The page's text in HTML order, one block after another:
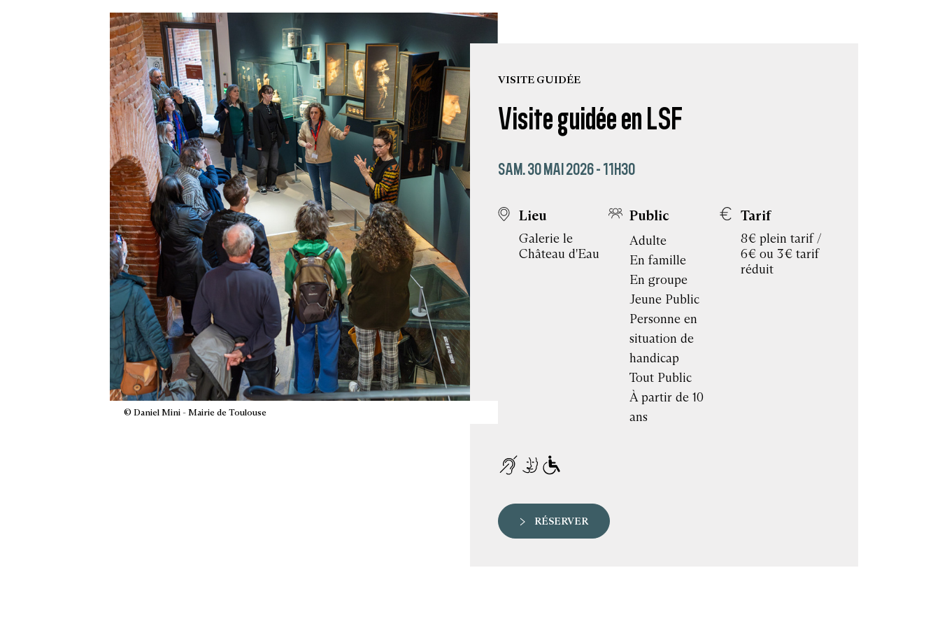
© Daniel Mini - Mairie de Toulouse
Visite guidée en LSF
VISITE GUIDÉE
SAM. 30 MAI 2026 - 11H30
Lieu
Galerie le
Château d'Eau
Public
Adulte
En famille
En groupe
Jeune Public
Personne en
situation de
handicap
Tout Public
À partir de 10
ans
Tarif
8€ plein tarif /
6€ ou 3€ tarif
réduit
RÉSERVER